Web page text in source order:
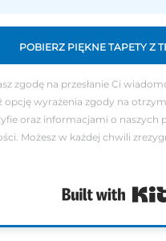
POBIERZ PIĘKNE TAPETY Z
zgodę na przesłanie Ci
wyrażenia zgody na
oraz informacjami o naszych
Możesz w każdej chwili